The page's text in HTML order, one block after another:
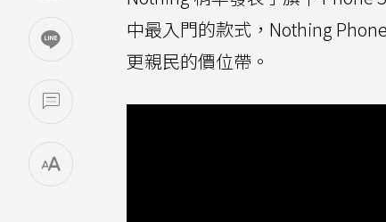
中最入門的款式，Nothing
更親民的價位帶。